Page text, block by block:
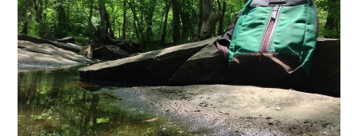
Green
Guidance
:
échanges
de
pratiques
ouverts